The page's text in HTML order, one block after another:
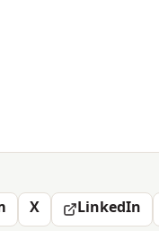
X LinkedIn